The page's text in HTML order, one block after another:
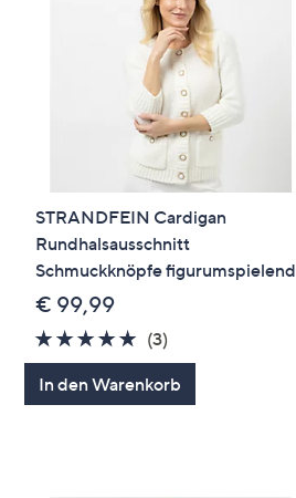
STRANDFEIN Cardigan
Rundhalsausschnitt
Schmuckknöpfe figurumspielend
€ 99,99
5.0
von
5
(3)3
Bewertungen
In den Warenkorb